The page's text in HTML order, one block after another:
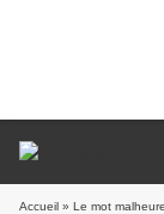
Accueil » Le mot